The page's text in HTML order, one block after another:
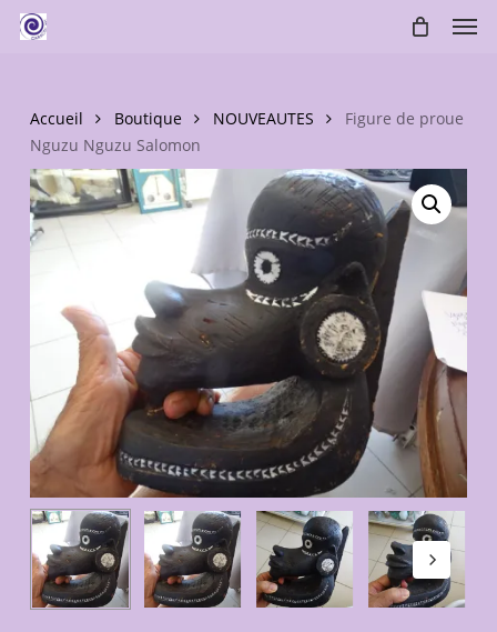
main
Accueil Boutique NOUVEAUTES
Figure de proue
Nguzu Nguzu Salomon